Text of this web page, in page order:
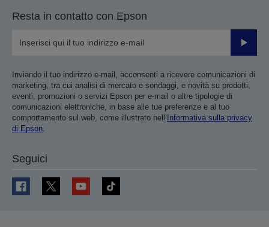
Resta in contatto con Epson
Invia
Inviando il tuo indirizzo e-mail, acconsenti a ricevere comunicazioni di
marketing, tra cui analisi di mercato e sondaggi, e novità su prodotti,
eventi, promozioni o servizi Epson per e-mail o altre tipologie di
comunicazioni elettroniche, in base alle tue preferenze e al tuo
comportamento sul web, come illustrato nell’ Informativa sulla privacy
di Epson.
Seguici